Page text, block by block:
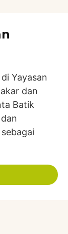
Yayasan
dan
Batik